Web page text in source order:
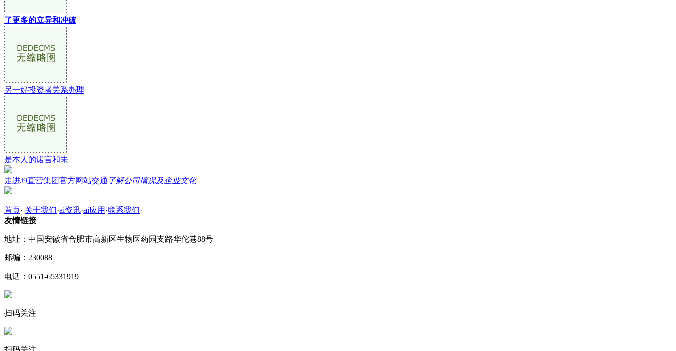
了更多的立异和冲破
另一好投资者关系办理
是本人的诺言和未
走进J9直营集团官方网站交通 了解公司情况及企业文化
首页· 关于我们·ai资讯·ai应用 ·联系我们·
友情链接
地址：中国安徽省合肥市高新区生物医药园支路华佗巷88号
邮编：230088
电话：0551-65331919
扫码关注